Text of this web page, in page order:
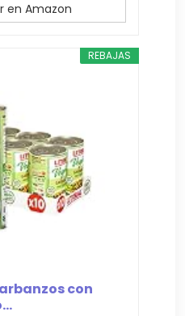
en Amazon
REBAJAS
con